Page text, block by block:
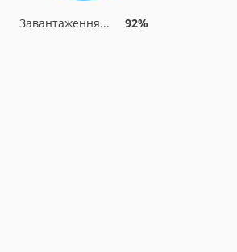
Завантаження... 92%